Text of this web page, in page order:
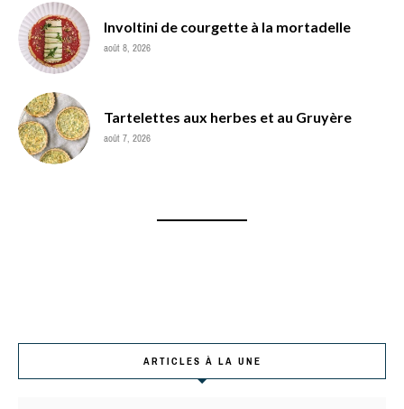
Involtini de courgette à la mortadelle
août 8, 2026
Tartelettes aux herbes et au Gruyère
août 7, 2026
ARTICLES À LA UNE